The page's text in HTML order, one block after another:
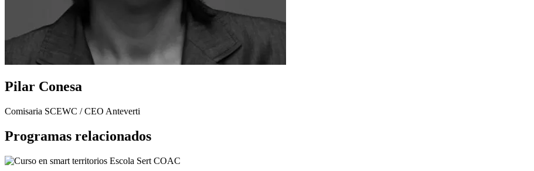
Pilar Conesa
Comisaria SCEWC / CEO Anteverti
Programas relacionados